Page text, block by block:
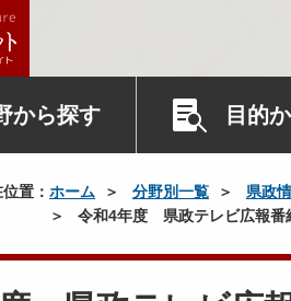
から探す 目的
置： ホーム 分野別一覧 県政
令和4年度 県政テレビ広報番